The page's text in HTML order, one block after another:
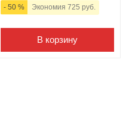
- 50 % Экономия 725 руб.
В корзину